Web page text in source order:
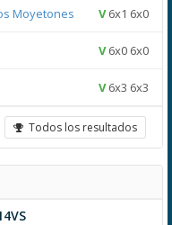
Moyetones V6x1 6x0
V6x0 6x0
V6x3 6x3
Todos los resultados